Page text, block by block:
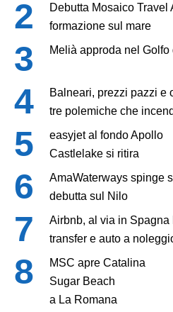
Debutta Mosaico Travel
formazione sul mare
Melià approda nel
Balneari, prezzi pazzi e
tre polemiche che
easyjet al fondo Apollo
Castlelake si ritira
AmaWaterways spinge
debutta sul Nilo
Airbnb, al via in Spagna
transfer e auto a
MSC apre Catalina
Sugar Beach
a La Romana